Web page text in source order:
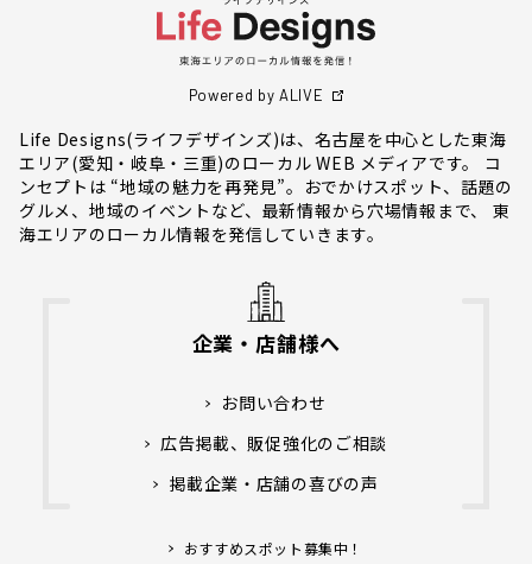
Powered by ALIVE
Life Designs(ライフデザインズ)は、名古屋を中心とした東海
エリア(愛知・岐阜・三重)のローカル WEB メディアです。 コ
ンセプトは “地域の魅力を再発見”。おでかけスポット、話題の
グルメ、地域のイベントなど、最新情報から穴場情報まで、 東
海エリアのローカル情報を発信していきます。
企業・店舗様へ
お問い合わせ
広告掲載、販促強化のご相談
掲載企業・店舗の喜びの声
おすすめスポット募集中！